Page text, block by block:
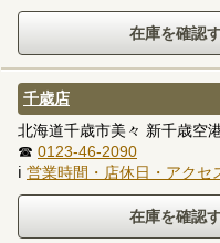
千歳店
北海道千歳市美々 新千歳空
☎ 0123-46-2090
ℹ 営業時間・店休日・アクセ